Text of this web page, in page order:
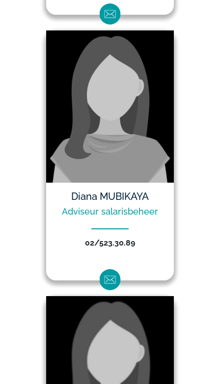
Diana MUBIKAYA
Adviseur salarisbeheer
02/523.30.89